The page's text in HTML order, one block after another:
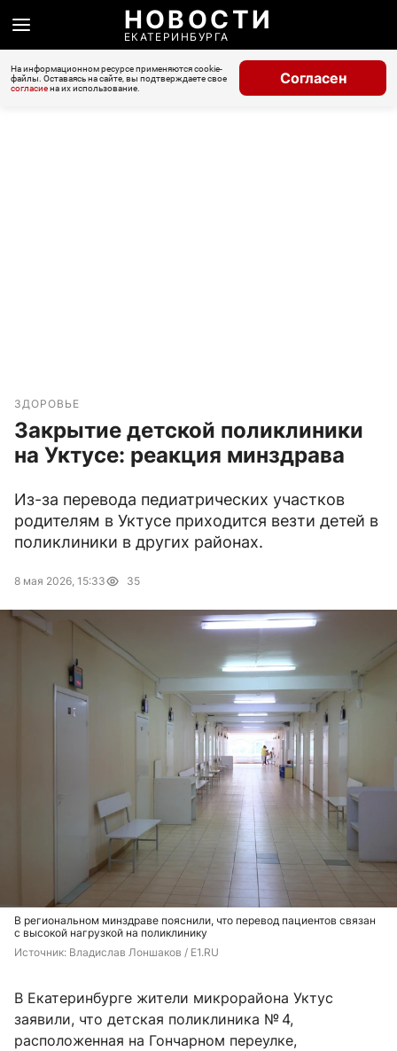
НОВОСТИ
ЕКАТЕРИНБУРГА
На информационном ресурсе применяются cookie-
файлы. Оставаясь на сайте, вы подтверждаете свое
согласиена их использование.
Согласен
ЗДОРОВЬЕ
Закрытие детской поликлиники
на Уктусе: реакция минздрава
Из-за перевода педиатрических участков
родителям в Уктусе приходится везти детей в
поликлиники в других районах.
8 мая 2026, 15:33 35
В региональном минздраве пояснили, что перевод пациентов связан
с высокой нагрузкой на поликлинику
Источник: Владислав Лоншаков / E1.RU
В Екатеринбурге жители микрорайона Уктус
заявили, что детская поликлиника № 4,
расположенная на Гончарном переулке,